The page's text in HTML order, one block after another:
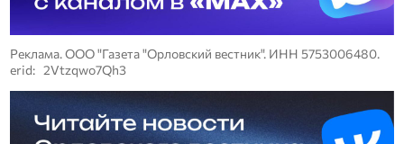
Реклама. ООО "Газета "Орловский вестник". ИНН 5753006480.
erid: 2Vtzqwo7Qh3